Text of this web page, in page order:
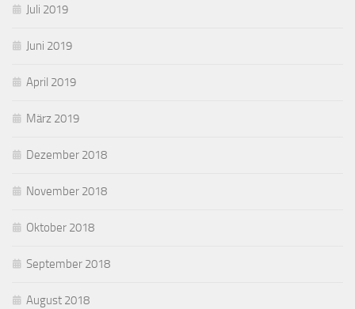
Juli 2019
Juni 2019
April 2019
März 2019
Dezember 2018
November 2018
Oktober 2018
September 2018
August 2018